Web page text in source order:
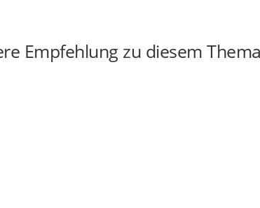
Empfehlung zu diesem Thema